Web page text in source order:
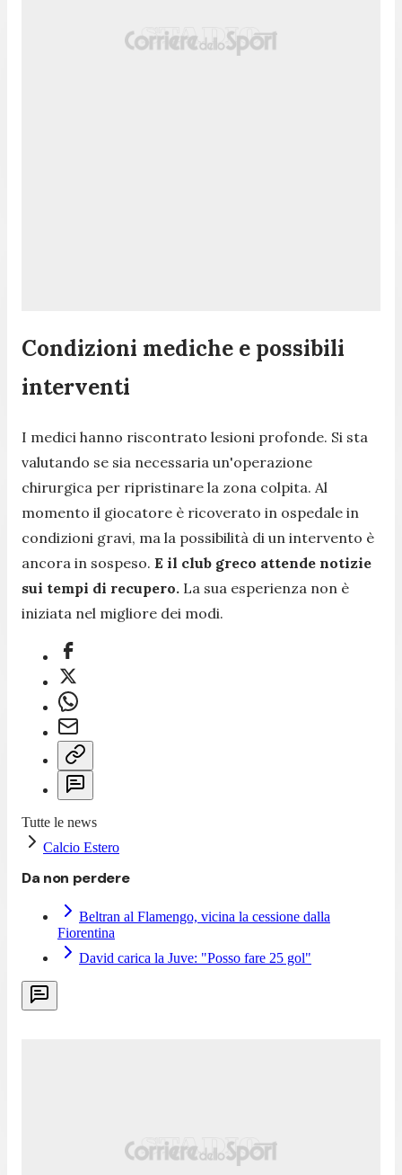
Condizioni mediche e possibili
interventi
I medici hanno riscontrato lesioni profonde. Si sta
valutando se sia necessaria un'operazione
chirurgica per ripristinare la zona colpita. Al
momento il giocatore è ricoverato in ospedale in
condizioni gravi, ma la possibilità di un intervento è
ancora in sospeso. E il club greco attende notizie
sui tempi di recupero. La sua esperienza non è
iniziata nel migliore dei modi.
Tutte le news
Calcio Estero
Da non perdere
Beltran al Flamengo, vicina la cessione dalla
Fiorentina
David carica la Juve: "Posso fare 25 gol"